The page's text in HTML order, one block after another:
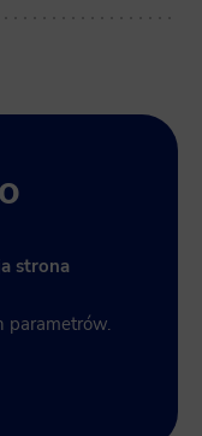
strona
parametrów.